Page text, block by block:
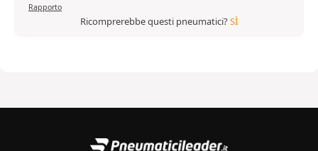
Rapporto
Ricomprerebbe questi pneumatici?SÌ